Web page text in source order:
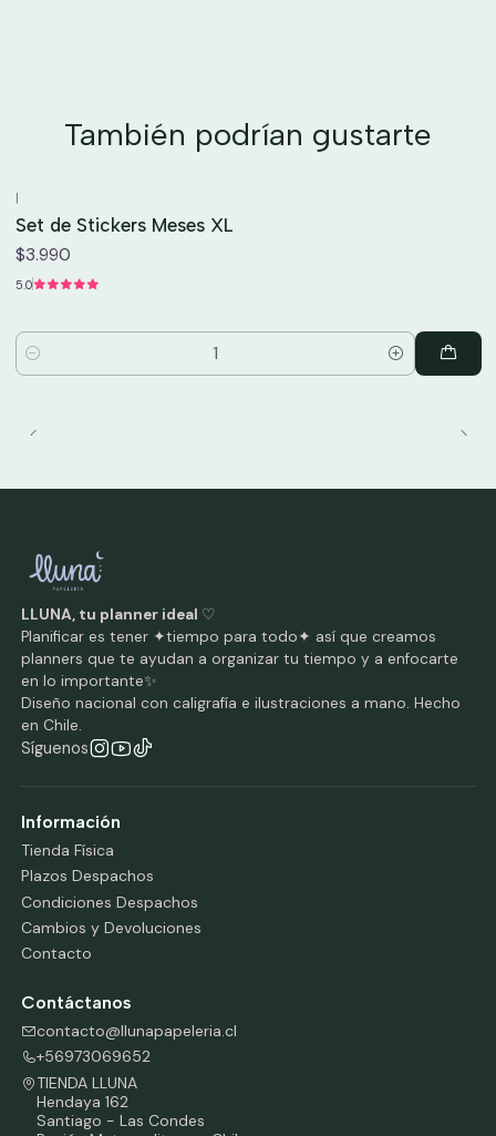
También podrían gustarte
|
Set de Stickers Meses XL
$3.990
5.0
Cantidad
LLUNA, tu planner ideal ♡
Planificar es tener ✦tiempo para todo✦ así que creamos
planners que te ayudan a organizar tu tiempo y a enfocarte
en lo importante✨
Diseño nacional con caligrafía e ilustraciones a mano. Hecho
en Chile.
Síguenos
Información
Tienda Física
Plazos Despachos
Condiciones Despachos
Cambios y Devoluciones
Contacto
Contáctanos
contacto@llunapapeleria.cl
+56973069652
TIENDA LLUNA
Hendaya 162
Santiago - Las Condes